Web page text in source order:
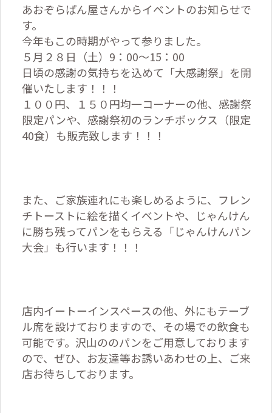
あおぞらぱん屋さんからイベントのお知らせで
す。
今年もこの時期がやって参りました。
５月２８日（土）9：00～15：00
日頃の感謝の気持ちを込めて「大感謝祭」を開
催いたします！！！
１００円、１５０円均一コーナーの他、感謝祭
限定パンや、感謝祭初のランチボックス（限定
40食）も販売致します！！！
また、ご家族連れにも楽しめるように、フレン
チトーストに絵を描くイベントや、じゃんけん
に勝ち残ってパンをもらえる「じゃんけんパン
大会」も行います！！！
店内イートーインスペースの他、外にもテーブ
ル席を設けておりますので、その場での飲食も
可能です。沢山ののパンをご用意しております
ので、ぜひ、お友達等お誘いあわせの上、ご来
店お待ちしております。